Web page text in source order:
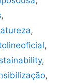
,
,
,
,
,